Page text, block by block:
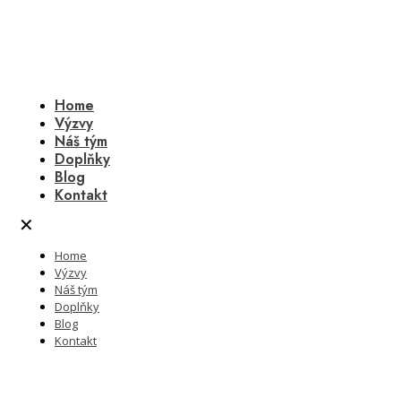
Home
Výzvy
Náš tým
Doplňky
Blog
Kontakt
✕
Home
Výzvy
Náš tým
Doplňky
Blog
Kontakt